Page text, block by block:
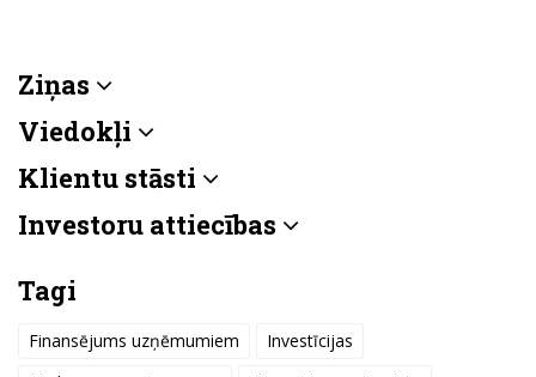
Ziņas
Viedokļi
Klientu stāsti
Investoru attiecības
Tagi
Finansējums uzņēmumiem
Investīcijas